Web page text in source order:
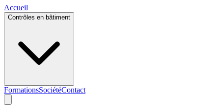
Accueil
Contrôles en bâtiment
FormationsSociétéContact